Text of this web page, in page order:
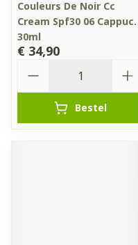
Couleurs De Noir Cc
Cream Spf30 06 Cappuc.
30ml
€ 34,90
Bestel